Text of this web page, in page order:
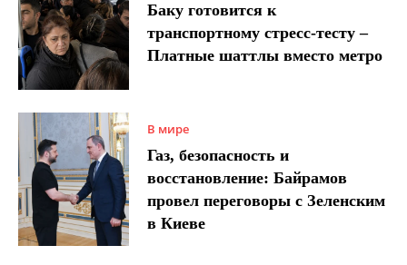
Баку готовится к
транспортному стресс-тесту –
Платные шаттлы вместо метро
В мире
Газ, безопасность и
восстановление: Байрамов
провел переговоры с Зеленским
в Киеве